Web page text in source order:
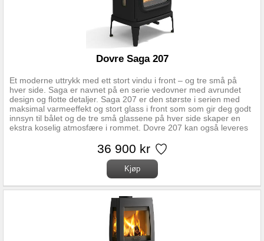
Et moderne uttrykk med ett stort vindu i front – og tre små på
hver side. Saga er navnet på en serie vedovner med avrundet
design og flotte detaljer. Saga 207 er den største i serien med
maksimal varmeeffekt og stort glass i front som som gir deg godt
innsyn til bålet og de tre små glassene på hver side skaper en
ekstra koselig atmosfære i rommet. Dovre 207 kan også leveres
enkel luftregulering og kan kobles til friskluftstilførsel. Vedlengde:
40 cm Nominell effekt: 8,5 kW Vekt: 140 Kg Mål HxBxD:
74x59x43 cm Røykuttak diamenter: 150mm Røykuttak: Topp og
bak Regulerbare ben: Ja Materiale: Støpejern/sort lakk Forberedt
for friskluft:Ja Askeskuff:Ja Mulighet for stålpipe: Ja
Dovre Saga 207
36 900 kr